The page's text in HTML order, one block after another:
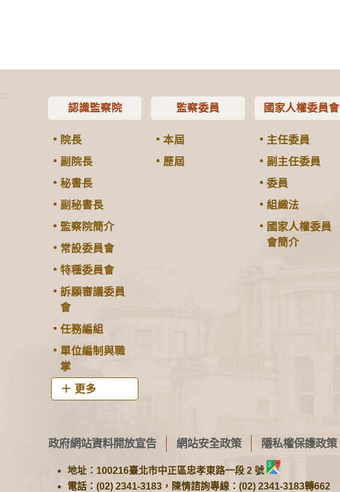
:::
認識監察院
院長
副院長
秘書長
副秘書長
監察院簡介
常設委員會
特種委員會
訴願審議委員
會
任務編組
單位編制與職
掌
更多
監察委員
本屆
歷屆
國家人權委員會
主任委員
副主任委員
委員
組織法
國家人權委員
會簡介
政府網站資料開放宣告 網站安全政策 隱私權保護政策
地址：100216臺北市中正區忠孝東路一段 2 號
電話：(02) 2341-3183，陳情諮詢專線：(02) 2341-3183轉662